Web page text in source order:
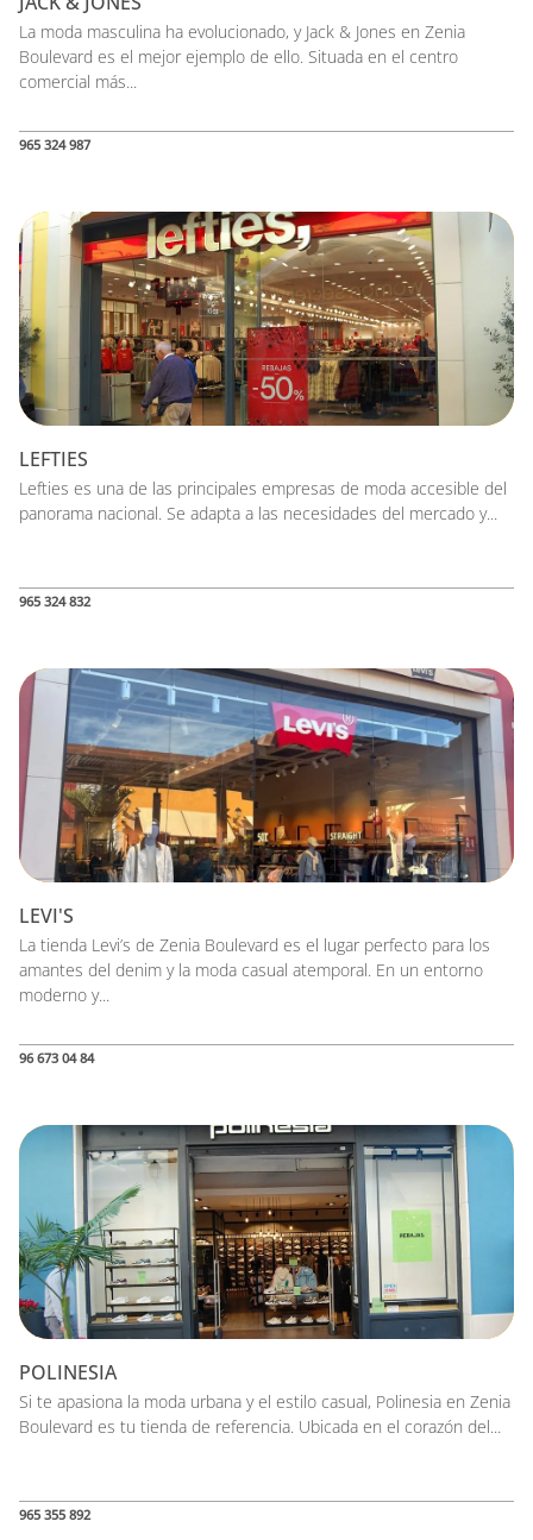
La moda masculina ha evolucionado, y Jack & Jones en Zenia
Boulevard es el mejor ejemplo de ello. Situada en el centro
comercial más...
965 324 987
LEFTIES
Lefties es una de las principales empresas de moda accesible del
panorama nacional. Se adapta a las necesidades del mercado y...
965 324 832
LEVI'S
La tienda Levi’s de Zenia Boulevard es el lugar perfecto para los
amantes del denim y la moda casual atemporal. En un entorno
moderno y...
96 673 04 84
POLINESIA
Si te apasiona la moda urbana y el estilo casual, Polinesia en Zenia
Boulevard es tu tienda de referencia. Ubicada en el corazón del...
965 355 892